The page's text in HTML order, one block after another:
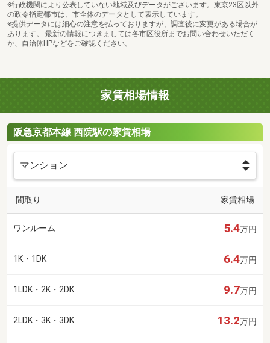
※行政機関により公表していない地域及びデータがございます。東京23区以外
の政令指定都市は、市全体のデータとして表示しています。
※提供データには細心の注意を払っておりますが、調査後に変更がある場合が
あります。 最新の情報につきましては各市区役所までお問い合わせいただく
か、自治体HPなどをご確認ください。
家賃相場情報
阪急京都本線 西院駅の家賃相場
間取り 家賃相場
ワンルーム 5.4万円
1K・1DK 6.4万円
1LDK・2K・2DK 9.7万円
2LDK・3K・3DK 13.2万円